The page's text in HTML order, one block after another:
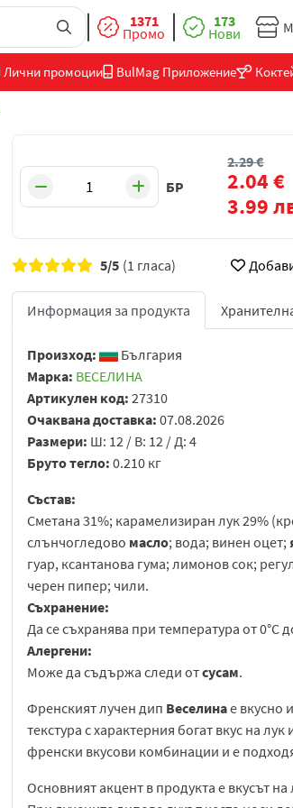
1371
Промо
173
Нови
Лични промоции BulMag Приложение
БР
2.29€
2.04€
3.99
5/5 (1 гласа)
Информация за продукта
Произход:
България
Марка: ВЕСЕЛИНА
Артикулен код: 27310
Очаквана доставка: 07.08.2026
Размери: Ш: 12 / В: 12 / Д: 4
Бруто тегло: 0.210 кг
Състав:
Сметана 31%; карамелизиран лук 29%
слънчогледово масло; вода; винен оцет;
гуар, ксантанова гума; лимонов сок;
черен пипер; чили.
Съхранение:
Да се съхранява при температура от 0°C
Алергени:
Може да съдържа следи отсусам.
Френският лучен дип Веселинае вкусно
текстура с характерния богат вкус на
френски вкусови комбинации и е
Основният акцент в продукта е вкусът